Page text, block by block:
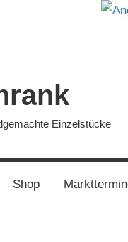
Einzelstücke
Shop